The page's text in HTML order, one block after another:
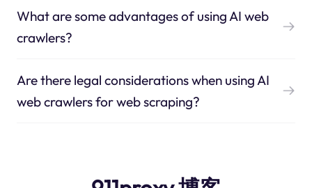
What are some advantages of using AI web
crawlers?
Are there legal considerations when using AI
web crawlers for web scraping?